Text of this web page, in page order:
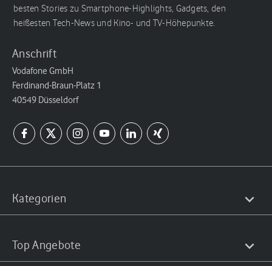
besten Stories zu Smartphone-Highlights, Gadgets, den
heißesten Tech-News und Kino- und TV-Höhepunkte.
Anschrift
Vodafone GmbH
Ferdinand-Braun-Platz 1
40549 Düsseldorf
Kategorien
Top Angebote